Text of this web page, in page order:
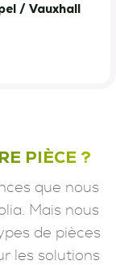
/ Vauxhall
PIÈCE ?
que nous
Mais nous
de pièces
les solutions